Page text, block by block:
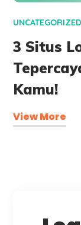
UNCATEGORIZED
3 Situs
Kamu!
View More